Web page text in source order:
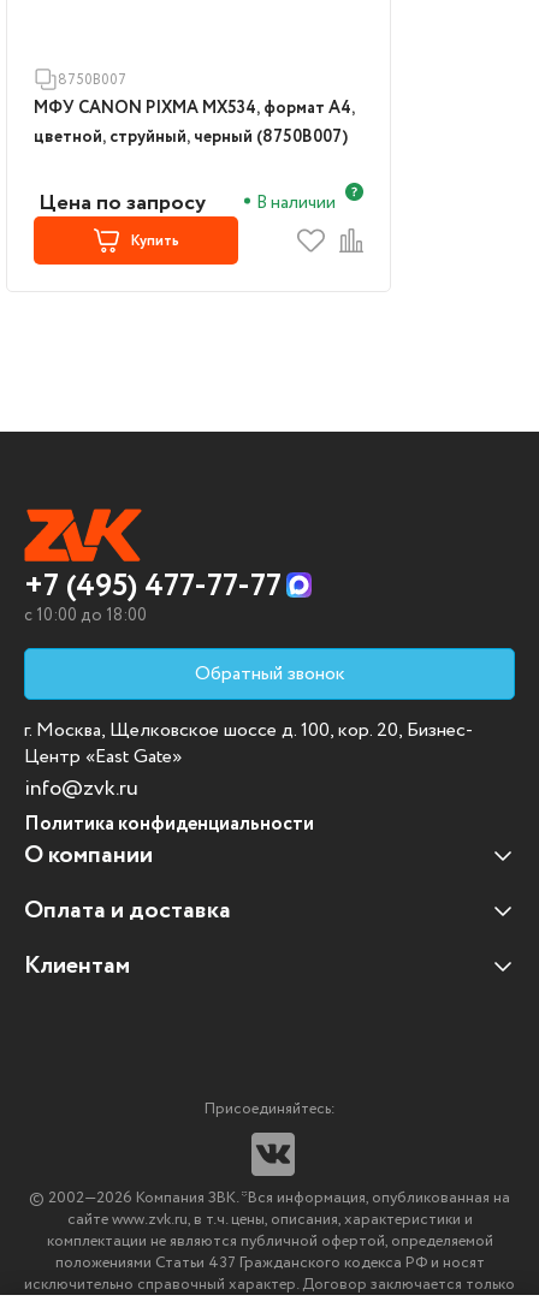
8750B007
МФУ CANON PIXMA MX534, формат А4,
цветной, струйный, черный (8750B007)
Цена по запросу В наличии
Купить
+7 (495) 477-77-77
c 10:00 до 18:00
Обратный звонок
г. Москва, Щелковское шоссе д. 100, кор. 20, Бизнес-
Центр «East Gate»
info@zvk.ru
Политика конфиденциальности
О компании
Наши клиенты
Отзывы клиентов
Оплата и доставка
Оплата и доставка
Клиентам
Мультимедийное оборудование
Импортозамещение ПО
© 2002—2026 Компания ЗВК. *Вся информация, опубликованная на
сайте www.zvk.ru, в т.ч. цены, описания, характеристики и
комплектации не являются публичной офертой, определяемой
положениями Статьи 437 Гражданского кодекса РФ и носят
исключительно справочный характер. Договор заключается только
Присоединяйтесь: